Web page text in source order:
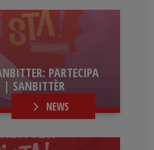
PARTECIPA
| SANBITTÈR
NEWS